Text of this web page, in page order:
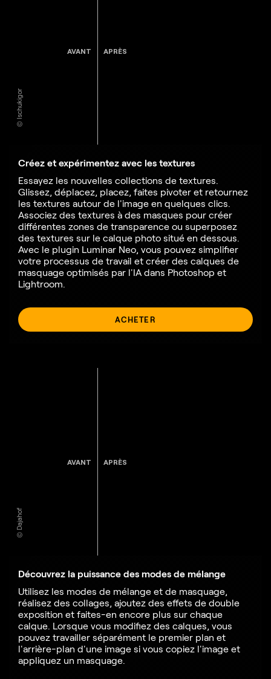
AVANT APRÈS
© Ischukigor
Créez et expérimentez avec les textures
Essayez les nouvelles collections de textures.
Glissez, déplacez, placez, faites pivoter et retournez
les textures autour de l'image en quelques clics.
Associez des textures à des masques pour créer
différentes zones de transparence ou superposez
des textures sur le calque photo situé en dessous.
Avec le plugin Luminar Neo, vous pouvez simplifier
votre processus de travail et créer des calques de
masquage optimisés par l'IA dans Photoshop et
Lightroom.
ACHETER
AVANT APRÈS
© Dajahof
Découvrez la puissance des modes de mélange
Utilisez les modes de mélange et de masquage,
réalisez des collages, ajoutez des effets de double
exposition et faites-en encore plus sur chaque
calque. Lorsque vous modifiez des calques, vous
pouvez travailler séparément le premier plan et
l'arrière-plan d'une image si vous copiez l'image et
appliquez un masquage.